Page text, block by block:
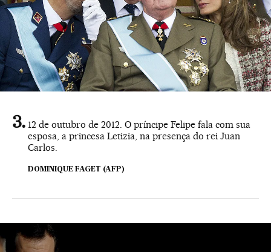
12 de outubro de 2012. O príncipe Felipe fala com sua
esposa, a princesa Letizia, na presença do rei Juan
Carlos.
DOMINIQUE FAGET (AFP)